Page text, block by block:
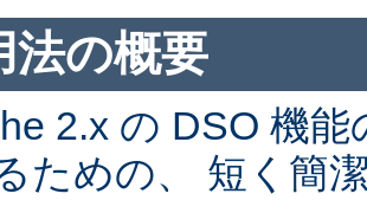
法の概要
2.x の DSO 機
ための、 短く簡